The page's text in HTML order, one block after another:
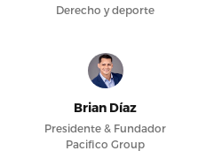
Derecho y deporte
Brian Díaz
Presidente & Fundador
Pacifico Group